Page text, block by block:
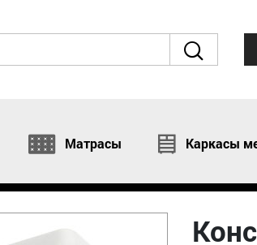
Матрасы Каркасы